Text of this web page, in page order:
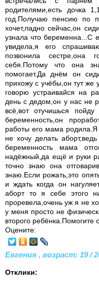
родителями,есть дочка
год.Получаю пенсию по
хочет,ладно сейчас,он
узнала что беременна...С
увидела,я его
позвонила сестре,она
себя.Потому что она
помогает.Да днём он
прихожу с учёбы,он тут же
говорю устраивайся на
день с дедом,он у нас не
всё,вот отучишься
беременность,он
работы его мама
не хочу делать
беременность мама
надёжный,да ещё и руки
точно знаю она
знаю.Если рожать,это
и ждать когда он
аборт то я себе этого
проревела,очень уж я не
у меня просто не
второго ребёнка.Помогите
Оцените:
Евгения , возраст: 19 /
Отклики: